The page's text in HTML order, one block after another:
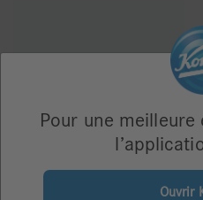
Pour une meilleure
Ouvrir